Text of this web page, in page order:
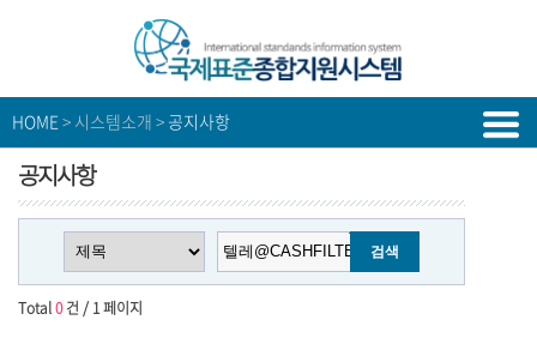
HOME > 시스템소개 > 공지사항
공지사항
Total0건 / 1 페이지